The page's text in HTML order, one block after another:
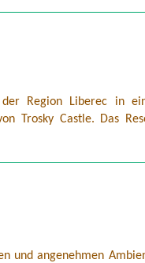
Region Liberec in
Trosky Castle. Das
und angenehmen